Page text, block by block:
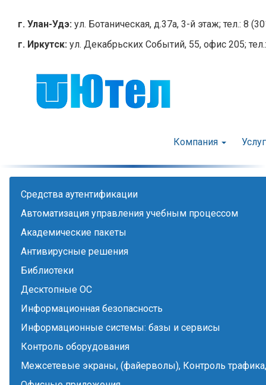
содержанию
г. Улан-Удэ: ул. Ботаническая, д.37а, 3-й этаж; тел.: 8
г. Иркутск: ул. Декабрьских Событий, 55, офис 205;
Компания
Cредства аутентификации
Автоматизация управления учебным процессом
Академические пакеты
Антивирусные решения
Библиотеки
Десктопные ОС
Информационная безопасность
Информационные системы: базы и сервисы
Контроль оборудования
Межсетевые экраны, (файерволы), Контроль